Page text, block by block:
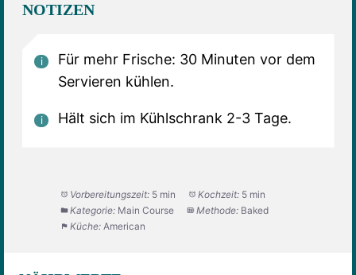
NOTIZEN
Für mehr Frische: 30 Minuten vor dem
Servieren kühlen.
Hält sich im Kühlschrank 2-3 Tage.
Vorbereitungszeit: 5 min Kochzeit: 5 min
Kategorie: Main Course Methode: Baked
Küche: American